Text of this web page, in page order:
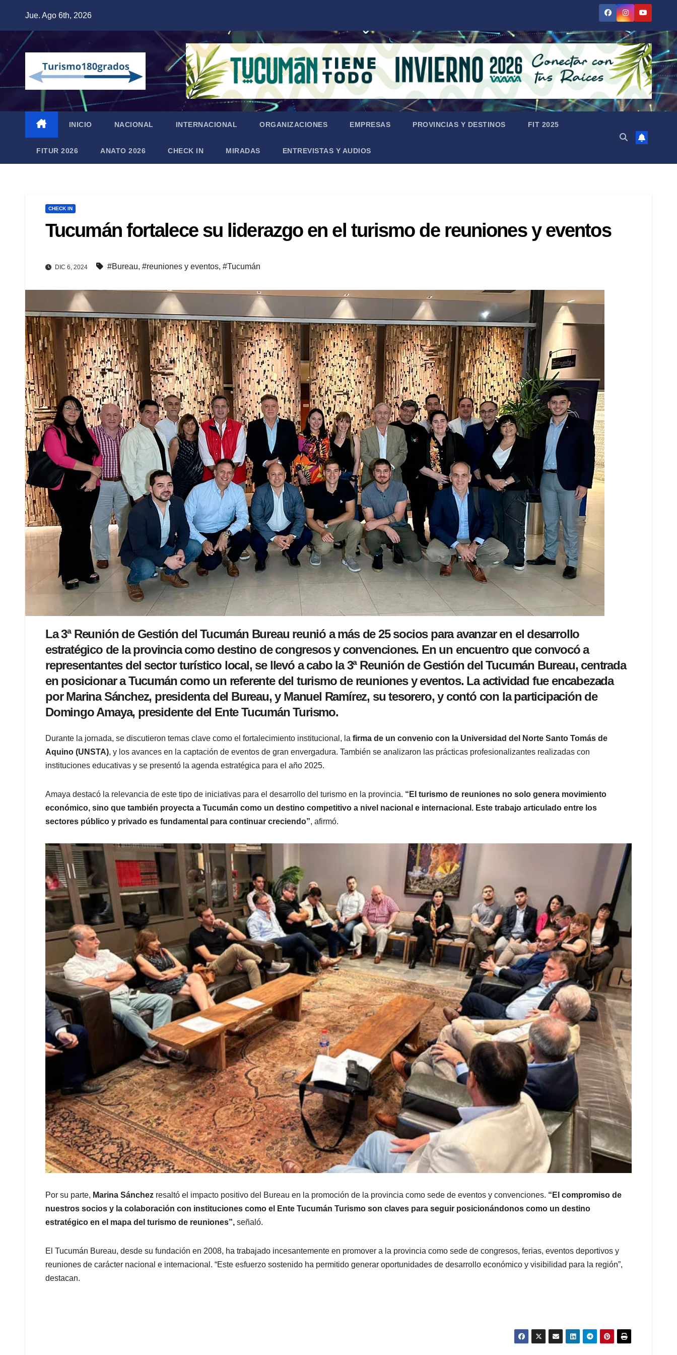
contenido
Jue. Ago 6th, 2026
INICIO NACIONAL INTERNACIONAL ORGANIZACIONES EMPRESAS PROVINCIAS Y DESTINOS FIT 2025
FITUR 2026 ANATO 2026 CHECK IN MIRADAS ENTREVISTAS Y AUDIOS
CHECK IN
Tucumán fortalece su liderazgo en el turismo de reuniones y eventos
DIC 6, 2024 #Bureau, #reuniones y eventos, #Tucumán
La 3ª Reunión de Gestión del Tucumán Bureau reunió a más de 25 socios para avanzar en el desarrollo
estratégico de la provincia como destino de congresos y convenciones. En un encuentro que convocó a
representantes del sector turístico local, se llevó a cabo la 3ª Reunión de Gestión del Tucumán Bureau, centrada
en posicionar a Tucumán como un referente del turismo de reuniones y eventos. La actividad fue encabezada
porMarina Sánchez, presidenta del Bureau, y Manuel Ramírez, su tesorero, y contó con la participación de
Domingo Amaya, presidente del Ente Tucumán Turismo.
Durante la jornada, se discutieron temas clave como el fortalecimiento institucional, la firma de un convenio con la Universidad del Norte Santo Tomás de
Aquino (UNSTA), y los avances en la captación de eventos de gran envergadura. También se analizaron las prácticas profesionalizantes realizadas con
instituciones educativas y se presentó la agenda estratégica para el año 2025.
Amaya destacó la relevancia de este tipo de iniciativas para el desarrollo del turismo en la provincia. “El turismo de reuniones no solo genera movimiento
económico, sino que también proyecta a Tucumán como un destino competitivo a nivel nacional e internacional. Este trabajo articulado entre los
sectores público y privado es fundamental para continuar creciendo”, afirmó.
Por su parte, Marina Sánchez resaltó el impacto positivo del Bureau en la promoción de la provincia como sede de eventos y convenciones. “El compromiso de
nuestros socios y la colaboración con instituciones como el Ente Tucumán Turismo son claves para seguir posicionándonos como un destino
estratégico en el mapa del turismo de reuniones”, señaló.
El Tucumán Bureau, desde su fundación en 2008, ha trabajado incesantemente en promover a la provincia como sede de congresos, ferias, eventos deportivos y
reuniones de carácter nacional e internacional. “Este esfuerzo sostenido ha permitido generar oportunidades de desarrollo económico y visibilidad para la región”,
destacan.